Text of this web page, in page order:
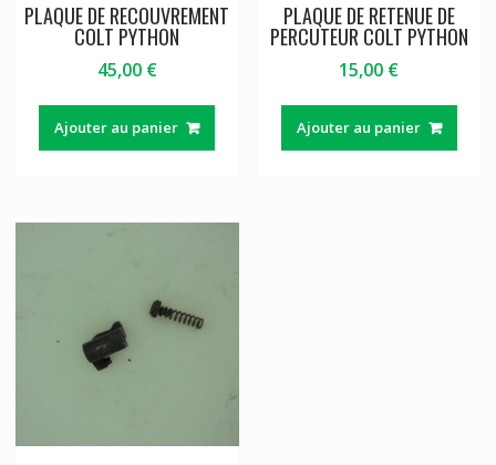
PLAQUE DE RECOUVREMENT
COLT PYTHON
45,00 €
Ajouter au panier
PLAQUE DE RETENUE DE
PERCUTEUR COLT PYTHON
15,00 €
Ajouter au panier